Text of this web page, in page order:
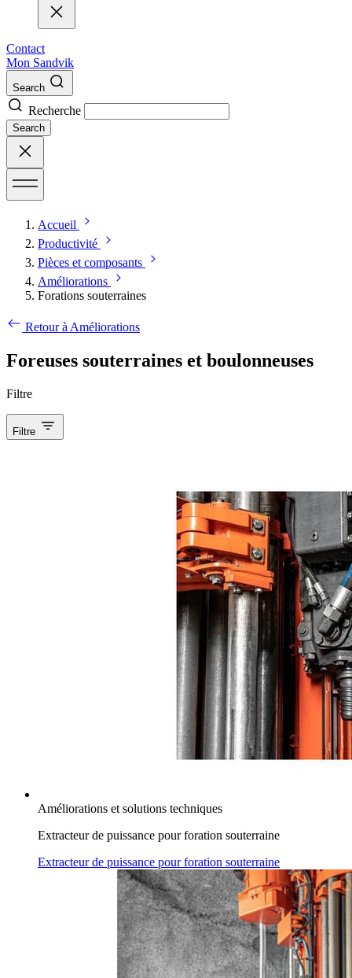
Contact
Mon Sandvik
Search
Recherche
Search
Accueil
Productivité
Pièces et composants
Améliorations
Forations souterraines
Retour à Améliorations
Foreuses souterraines et boulonneuses
Filtre
Filtre
Améliorations et solutions techniques
Extracteur de puissance pour foration souterraine
Extracteur de puissance pour foration souterraine